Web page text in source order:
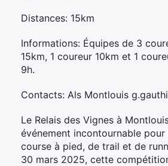
Distances: 15km
Informations: Équipes de 3
15km, 1 coureur 10km et 1
9h.
Contacts: Als Montlouis
Le Relais des Vignes à
événement incontournable
course à pied, de trail et de
30 mars 2025, cette